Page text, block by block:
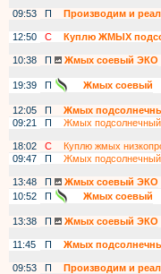
09:53
П
Производим и
12:50
С
Куплю ЖМЫХ
10:38
П
Жмых соевый ЭКО
19:39
П Жмых соевый
12:05
П
Жмых
09:21
П Жмых подсолнечный
18:02
С
Куплю жмых
09:47
П
Жмых подсолнечный
13:48
П
Жмых соевый ЭКО
10:52
П Жмых соевый
13:38
П
Жмых соевый ЭКО
11:45
П Жмых
09:53
П
Производим и